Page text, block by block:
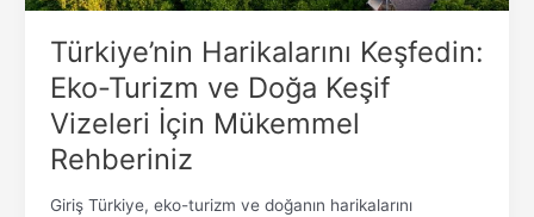
Türkiye’nin Harikalarını Keşfedin:
Eko-Turizm ve Doğa Keşif
Vizeleri İçin Mükemmel
Rehberiniz
Giriş Türkiye, eko-turizm ve doğanın harikalarını
Mükemmel
Rehberiniz